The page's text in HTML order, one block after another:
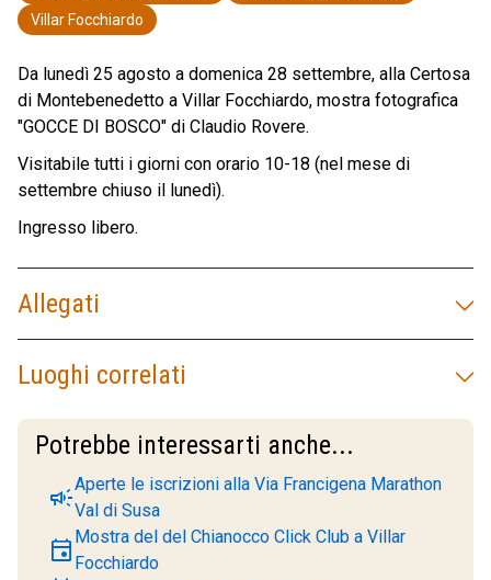
Villar Focchiardo
Da lunedì 25 agosto a domenica 28 settembre, alla Certosa
di Montebenedetto a Villar Focchiardo, mostra fotografica
"GOCCE DI BOSCO" di Claudio Rovere.
Visitabile tutti i giorni con orario 10-18 (nel mese di
settembre chiuso il lunedì).
Ingresso libero.
Allegati
Luoghi correlati
Potrebbe interessarti anche...
campaignAperte le iscrizioni alla Via Francigena Marathon
Val di Susa
event Mostra del del Chianocco Click Club a Villar
Focchiardo